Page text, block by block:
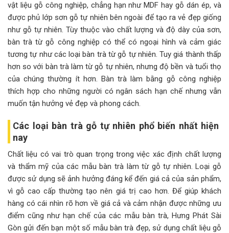
vật liệu gỗ công nghiệp, chẳng hạn như MDF hay gỗ dán ép, và
được phủ lớp sơn gỗ tự nhiên bên ngoài để tạo ra vẻ đẹp giống
như gỗ tự nhiên. Tùy thuộc vào chất lượng và độ dày của sơn,
bàn trà từ gỗ công nghiệp có thể có ngoại hình và cảm giác
tương tự như các loại bàn trà từ gỗ tự nhiên. Tuy giá thành thấp
hơn so với bàn trà làm từ gỗ tự nhiên, nhưng độ bền và tuổi thọ
của chúng thường ít hơn. Bàn trà làm bằng gỗ công nghiệp
thích hợp cho những người có ngân sách hạn chế nhưng vẫn
muốn tận hưởng vẻ đẹp và phong cách.
Các loại bàn trà gỗ tự nhiên phổ biến nhất hiện
nay
Chất liệu có vai trò quan trọng trong việc xác định chất lượng
và thẩm mỹ của các mẫu bàn trà làm từ gỗ tự nhiên. Loại gỗ
được sử dụng sẽ ảnh hưởng đáng kể đến giá cả của sản phẩm,
vì gỗ cao cấp thường tạo nên giá trị cao hơn. Để giúp khách
hàng có cái nhìn rõ hơn về giá cả và cảm nhận được những ưu
điểm cũng như hạn chế của các mẫu bàn trà, Hưng Phát Sài
Gòn gửi đến bạn một số mẫu bàn trà đẹp, sử dụng chất liệu gỗ